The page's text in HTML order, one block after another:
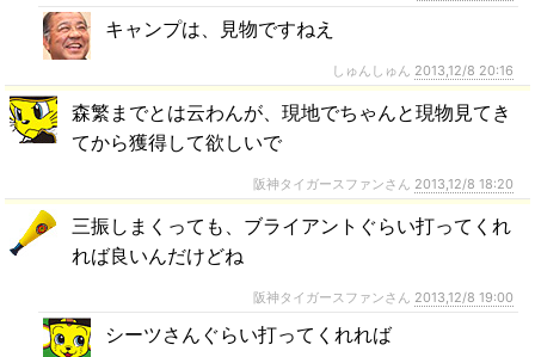
キャンプは、見物ですねえ
しゅんしゅん 2013,12/8 20:16
森繁までとは云わんが、現地でちゃんと現物見てき
てから獲得して欲しいで
阪神タイガースファンさん 2013,12/8 18:20
三振しまくっても、ブライアントぐらい打ってくれ
れば良いんだけどね
阪神タイガースファンさん 2013,12/8 19:00
シーツさんぐらい打ってくれれば